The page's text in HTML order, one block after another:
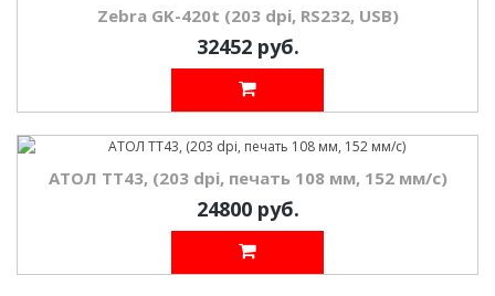
Zebra GK-420t (203 dpi, RS232, USB)
32452 руб.
АТОЛ TT43, (203 dpi, печать 108 мм, 152 мм/с)
24800 руб.